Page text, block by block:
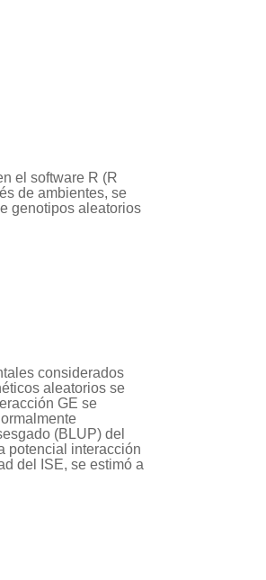
el software R (R
de ambientes, se
genotipos aleatorios
considerados
aleatorios se
GE se
(BLUP) del
potencial interacción
del ISE, se estimó a